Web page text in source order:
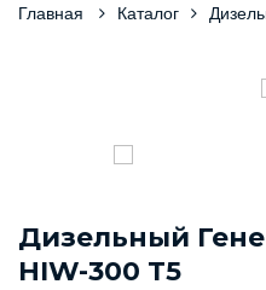
Главная Каталог
Дизельный
HIW-300 T5